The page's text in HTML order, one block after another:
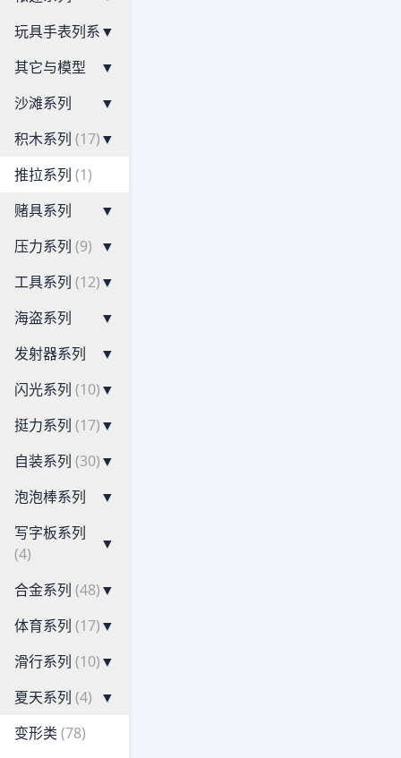
玩具手表列系▼
其它与模型
▼
沙滩系列
▼
积木系列 (17)▼
推拉系列 (1)
赌具系列
▼
压力系列 (9) ▼
工具系列 (12)▼
海盗系列
▼
发射器系列
▼
闪光系列 (10)▼
挺力系列 (17)▼
自装系列 (30)▼
泡泡棒系列
▼
写字板系列
(4)
▼
合金系列 (48)▼
体育系列 (17)▼
滑行系列 (10)▼
夏天系列 (4) ▼
变形类 (78)